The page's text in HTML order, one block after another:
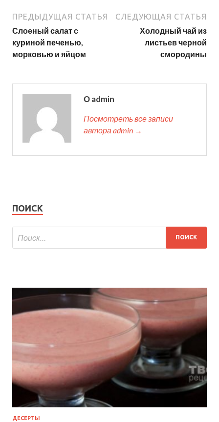
ПРЕДЫДУЩАЯ СТАТЬЯ
Слоеный салат с
куриной печенью,
морковью и яйцом
СЛЕДУЮЩАЯ СТАТЬЯ
Холодный чай из
листьев черной
смородины
О admin
Посмотреть все записи
автора admin →
ПОИСК
ДЕСЕРТЫ